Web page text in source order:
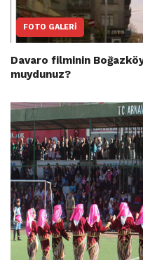
FOTO GALERI
Davaro filminin
muydunuz?